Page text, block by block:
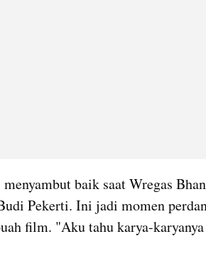
baik saat Wregas
Pekerti. Ini jadi momen
film. "Aku tahu karya-